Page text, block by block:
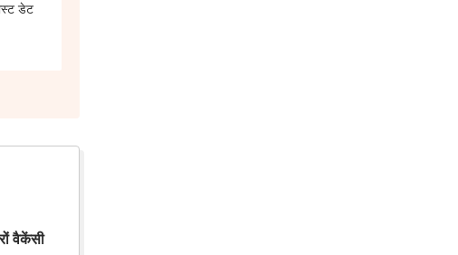
डेट
वैकेंसी